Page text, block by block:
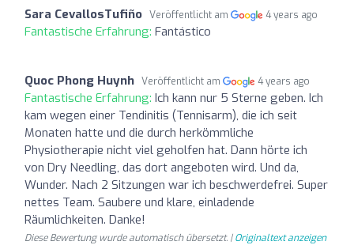
Sara CevallosTufiño Veröffentlicht am 4 years ago
Fantastische Erfahrung: Fantástico
Quoc Phong Huynh Veröffentlicht am 4 years ago
Fantastische Erfahrung: Ich kann nur 5 Sterne geben. Ich
kam wegen einer Tendinitis (Tennisarm), die ich seit
Monaten hatte und die durch herkömmliche
Physiotherapie nicht viel geholfen hat. Dann hörte ich
von Dry Needling, das dort angeboten wird. Und da,
Wunder. Nach 2 Sitzungen war ich beschwerdefrei. Super
nettes Team. Saubere und klare, einladende
Räumlichkeiten. Danke!
Diese Bewertung wurde automatisch übersetzt. |Originaltext anzeigen